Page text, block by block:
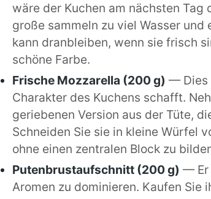
wäre der Kuchen am nächsten
große sammeln zu viel Wasser
kann dranbleiben, wenn sie frisch
schöne Farbe.
Frische Mozzarella (200 g) — Dies
Charakter des Kuchens schafft.
geriebenen Version aus der Tüte,
Schneiden Sie sie in kleine Würfel
ohne einen zentralen Block zu
Putenbrustaufschnitt (200 g) — Er
Aromen zu dominieren. Kaufen Sie